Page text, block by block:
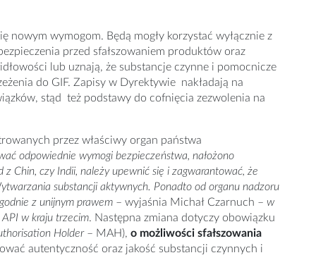
nowym wymogom. Będą mogły korzystać wyłącznie z
przed sfałszowaniem produktów oraz
lub uznają, że substancje czynne i pomocnicze
do GIF. Zapisy w Dyrektywie nakładają na
stąd też podstawy do cofnięcia zezwolenia na
przez właściwy organ państwa
odpowiednie wymogi bezpieczeństwa, nałożono
Chin, czy Indii, należy upewnić się i zagwarantować, że
substancji aktywnych. Ponadto od organu nadzoru
z unijnym prawem – wyjaśnia Michał Czarnuch – w
w kraju trzecim. Następna zmiana dotyczy obowiązku
Holder– MAH), o możliwości sfałszowania
autentyczność oraz jakość substancji czynnych i